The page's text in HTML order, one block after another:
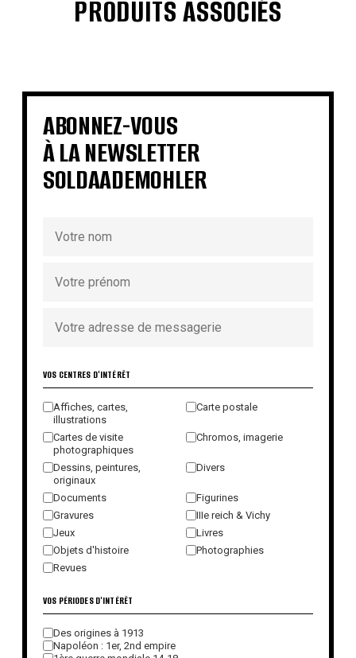
PRODUITS ASSOCIÉS
€
€ € €
€
€
ABONNEZ-VOUS
À LA NEWSLETTER
SOLDAADEMOHLER
VOS CENTRES D'INTÉRÊT
Affiches, cartes,
illustrations
Carte postale
Cartes de visite
photographiques
Chromos, imagerie
Dessins, peintures,
originaux
Divers
Documents
Figurines
Gravures
IIIe reich & Vichy
Jeux
Livres
Objets d'histoire
Photographies
Revues
VOS PÉRIODES D'INTÉRÊT
Des origines à 1913
Napoléon : 1er, 2nd empire